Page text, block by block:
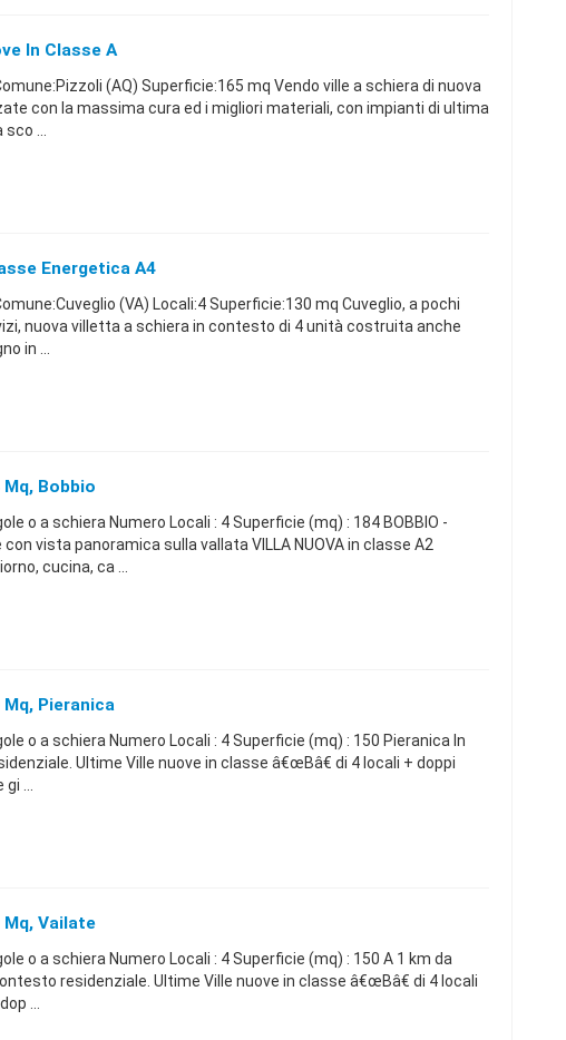
In Classe A
(AQ) Superficie:165 mq Vendo ville a schiera di nuova
con la massima cura ed i migliori materiali, con impianti di ultima
...
Energetica A4
(VA) Locali:4 Superficie:130 mq Cuveglio, a pochi
nuova villetta a schiera in contesto di 4 unità costruita anche
in ...
Bobbio
o a schiera Numero Locali : 4 Superficie (mq) : 184 BOBBIO -
vista panoramica sulla vallata VILLA NUOVA in classe A2
cucina, ca ...
Pieranica
o a schiera Numero Locali : 4 Superficie (mq) : 150 Pieranica In
Ultime Ville nuove in classe â€œBâ€ di 4 locali + doppi
...
Mq, Vailate
o a schiera Numero Locali : 4 Superficie (mq) : 150 A 1 km da
residenziale. Ultime Ville nuove in classe â€œBâ€ di 4 locali
...